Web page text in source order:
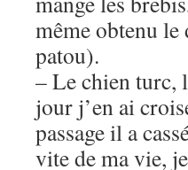
même obtenu
patou).
– Le chien turc,
jour j’en ai
passage il a
vite de ma vie,